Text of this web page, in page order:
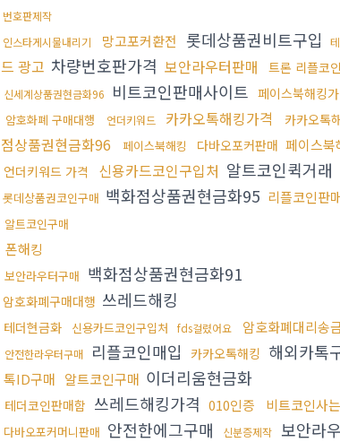
번호판제작
인스타게시물내리기
망고포커환전 롯데상품권비트구입
드 광고 차량번호판가격 보안라우터판매 트론 리플코
신세계상품권현금화96 비트코인판매사이트 페이스북해킹
암호화폐 구매대행
언더키워드 카카오톡해킹가격 카카오톡
점상품권현금화96
페이스북해킹 다바오포커판매 페이스북
언더키워드 가격 신용카드코인구입처 알트코인퀵거래
롯데상품권코인구매 백화점상품권현금화95 리플코인판
알트코인구매
폰해킹
보안라우터구매 백화점상품권현금화91
암호화폐구매대행 쓰레드해킹
테더현금화 신용카드코인구입처 fds걸렸어요 암호화폐대리송
안전한라우터구매 리플코인매입 카카오톡해킹 해외카톡
톡ID구매 알트코인구매 이더리움현금화
테더코인판매함 쓰레드해킹가격 010인증 비트코인사
다바오포커머니판매 안전한에그구매 신분증제작 보안라